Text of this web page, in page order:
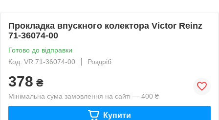
Прокладка впускного колектора Victor Reinz
71-36074-00
Готово до відправки
Код: VR 71-36074-00
Роздріб
378 ₴
Мінімальна сума замовлення на сайті — 400 ₴
Купити